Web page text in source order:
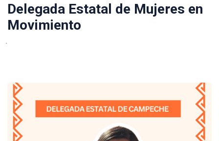
Delegada Estatal de Mujeres en
Movimiento